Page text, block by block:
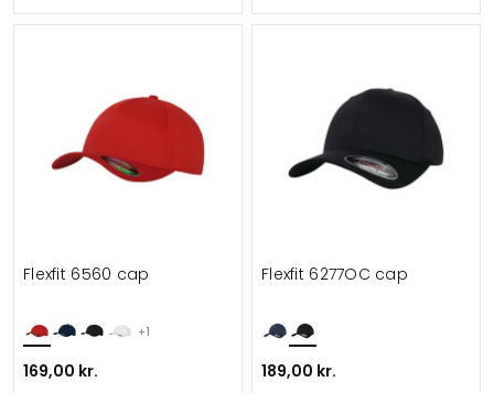
+1
Flexfit 6560 cap
169,00 kr.
Flexfit 6277OC cap
189,00 kr.